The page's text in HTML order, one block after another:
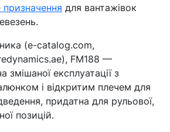
призначення для вантажівок
(e-catalog.com,
FM188 —
змішаної експлуатації з
і відкритим плечем для
придатна для рульової,
позицій.